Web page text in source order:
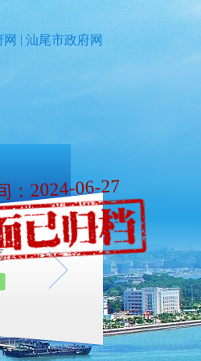
：2024-06-27
网 | 汕尾市政府网